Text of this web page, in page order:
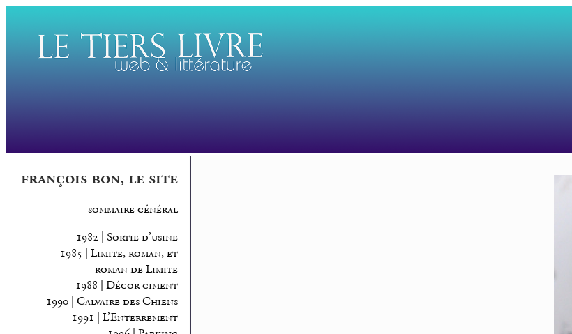
françois bon, le site
sommaire général
1982 | Sortie d’usine
1985 | Limite, roman, et
roman de Limite
1988 | Décor ciment
1990 | Calvaire des Chiens
1991 | L’Enterrement